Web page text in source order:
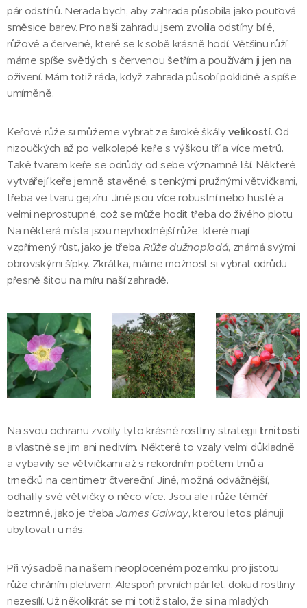
pár odstínů. Nerada bych, aby zahrada působila jako pouťová
směsice barev. Pro naši zahradu jsem zvolila odstíny bílé,
růžové a červené, které se k sobě krásně hodí. Většinu růží
máme spíše světlých, s červenou šetřím a používám ji jen na
oživení. Mám totiž ráda, když zahrada působí poklidně a spíše
umírněně.
Keřové růže si můžeme vybrat ze široké škályvelikostí. Od
nizoučkých až po velkolepé keře s výškou tří a více metrů.
Také tvarem keře se odrůdy od sebe významně liší. Některé
vytvářejí keře jemně stavěné, s tenkými pružnými větvičkami,
třeba ve tvaru gejzíru. Jiné jsou více robustní nebo husté a
velmi neprostupné, což se může hodit třeba do živého plotu.
Na některá místa jsou nejvhodnější růže, které mají
vzpřímený růst, jako je třeba Růže dužnoplodá, známá svými
obrovskými šípky. Zkrátka, máme možnost si vybrat odrůdu
přesně šitou na míru naší zahradě.
Na svou ochranu zvolily tyto krásné rostliny strategii trnitosti
a vlastně se jim ani nedivím. Některé to vzaly velmi důkladně
a vybavily se větvičkami až s rekordním počtem trnů a
trnečků na centimetr čtvereční. Jiné, možná odvážnější,
odhalily své větvičky o něco více. Jsou ale i růže téměř
beztrnné, jako je třeba James Galway, kterou letos plánuji
ubytovat i u nás.
Při výsadbě na našem neoploceném pozemku pro jistotu
růže chráním pletivem. Alespoň prvních pár let, dokud rostliny
nezesílí. Už několikrát se mi totiž stalo, že si na mladých